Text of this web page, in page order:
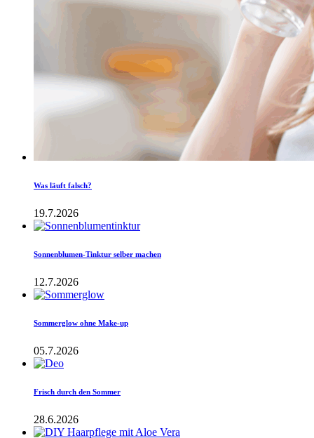
Was läuft falsch?
19.7.2026
Sonnenblumen-Tinktur selber machen
12.7.2026
Sommerglow ohne Make-up
05.7.2026
Frisch durch den Sommer
28.6.2026